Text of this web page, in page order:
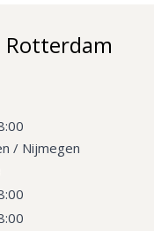
Rotterdam
/ Nijmegen